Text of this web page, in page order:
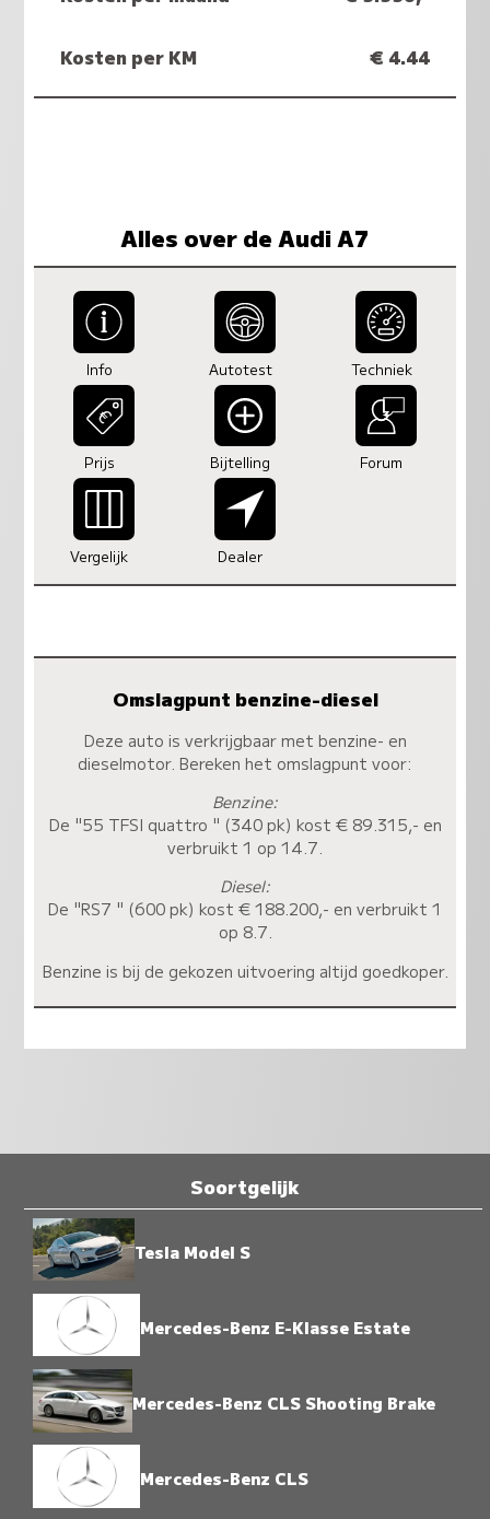
Kosten per KM € 4.44
Alles over de Audi A7
Info Autotest Techniek
Prijs Bijtelling Forum
Vergelijk Dealer
Omslagpunt benzine-diesel
Deze auto is verkrijgbaar met benzine- en
dieselmotor. Bereken het omslagpunt voor:
Benzine:
De "55 TFSI quattro " (340 pk) kost € 89.315,- en
verbruikt 1 op 14.7.
Diesel:
De "RS7 " (600 pk) kost € 188.200,- en verbruikt 1
op 8.7.
Benzine is bij de gekozen uitvoering altijd goedkoper.
Soortgelijk
Tesla Model S
Mercedes-Benz E-Klasse Estate
Mercedes-Benz CLS Shooting Brake
Mercedes-Benz CLS